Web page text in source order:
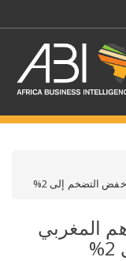
التضخم إلى 2%
المغربي